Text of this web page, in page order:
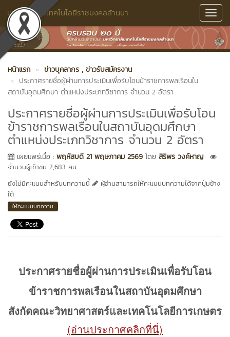
มหาวิทยาลัยเทคโนโลยีราชมงคลล้านนา
หน้าแรก ข่าวบุคลากร , ข่าวรับสมัครงาน
ประกาศรายชื่อผู้ผ่านการประเมินเพื่อรับโอนข้าราชการพลเรือนใน
สถาบันอุดมศึกษา ตำแหน่งประเภทวิชาการ จำนวน 2 อัตรา
ประกาศรายชื่อผู้ผ่านการประเมินเพื่อรับโอน
ข้าราชการพลเรือนในสถาบันอุดมศึกษา
ตำแหน่งประเภทวิชาการ จำนวน 2 อัตรา
เผยแพร่เมื่อ : พฤหัสบดี 21 พฤษภาคม 2569 โดย สิริพร วงค์หาญ
จำนวนผู้เข้าชม 2,683 คน
ยังไม่มีคะแนนสำหรับบทความนี้
ผู้อ่านสามารถให้คะแนนบทความได้จากปุ่มข้าง
ใต้
ให้คะแนนบทความ
ประกาศรายชื่อผู้ผ่านการประเมินเพื่อรับโอน
ข้าราชการพลเรือนในสถาบันอุดมศึกษา
สังกัดคณะวิทยาศาสตร์และเทคโนโลยีการเกษตร
(อ่านประกาศคลิกที่นี่)